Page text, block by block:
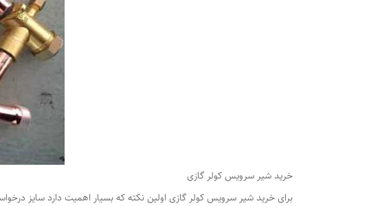
خرید شیر سرویس کولر گازی
برای خرید شیر سرویس کولر گازی اولین نکته که بسیار اهمیت دارد سایز